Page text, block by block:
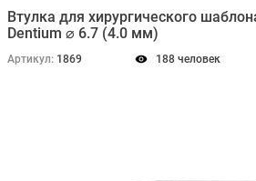
Втулка для хирургического
Dentium ⌀ 6.7 (4.0 мм)
Артикул: 1869 188 человек